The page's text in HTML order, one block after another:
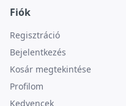
Fiók
Regisztráció
Bejelentkezés
Kosár megtekintése
Profilom
Kedvencek